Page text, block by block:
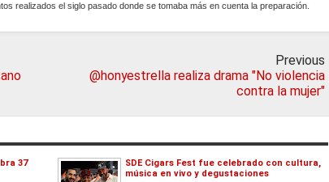
realizados el siglo pasado donde se tomaba más en cuenta la preparación.
Previous
@honyestrella realiza drama "No violencia
contra la mujer"
37
SDE Cigars Fest fue celebrado con cultura,
música en vivo y degustaciones